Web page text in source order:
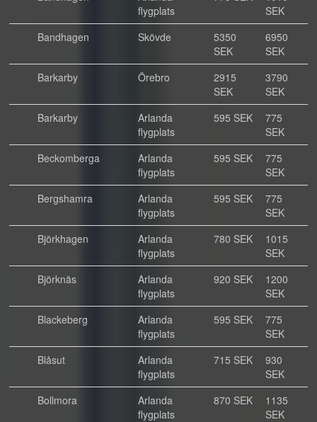
flygplats
SEK
Bandhagen
Skövde
5350
SEK
6950
SEK
Barkarby
Örebro
2915
SEK
3790
SEK
Barkarby
Arlanda
flygplats
595 SEK
775
SEK
Beckomberga
Arlanda
flygplats
595 SEK
775
SEK
Bergshamra
Arlanda
flygplats
595 SEK
775
SEK
Björkhagen
Arlanda
flygplats
780 SEK
1015
SEK
Björknäs
Arlanda
flygplats
920 SEK
1200
SEK
Blackeberg
Arlanda
flygplats
595 SEK
775
SEK
Blåsut
Arlanda
flygplats
715 SEK
930
SEK
Bollmora
Arlanda
flygplats
870 SEK
1135
SEK